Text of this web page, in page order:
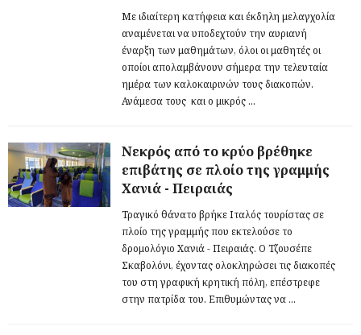
Με ιδιαίτερη κατήφεια και έκδηλη μελαγχολία
αναμένεται να υποδεχτούν την αυριανή
έναρξη των μαθημάτων, όλοι οι μαθητές οι
οποίοι απολαμβάνουν σήμερα την τελευταία
ημέρα των καλοκαιρινών τους διακοπών.
Ανάμεσα τους και ο μικρός ...
Νεκρός από το κρύο βρέθηκε
επιβάτης σε πλοίο της γραμμής
Χανιά - Πειραιάς
Τραγικό θάνατο βρήκε Ιταλός τουρίστας σε
πλοίο της γραμμής που εκτελούσε το
δρομολόγιο Χανιά - Πειραιάς. Ο Τζουσέπε
Σκαβολόνι, έχοντας ολοκληρώσει τις διακοπές
του στη γραφική κρητική πόλη, επέστρεφε
στην πατρίδα του. Επιθυμώντας να ...